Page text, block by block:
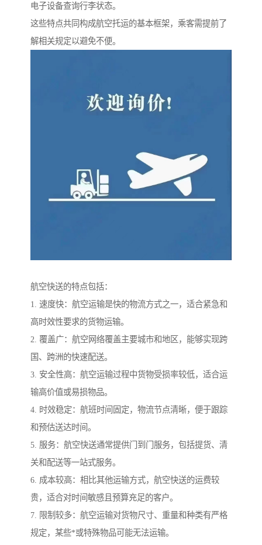
电子设备查询行李状态。
这些特点共同构成航空托运的基本框架，乘客需提前了
解相关规定以避免不便。
航空快送的特点包括：
1. 速度快：航空运输是快的物流方式之一，适合紧急和
高时效性要求的货物运输。
2. 覆盖广：航空网络覆盖主要城市和地区，能够实现跨
国、跨洲的快速配送。
3. 安全性高：航空运输过程中货物受损率较低，适合运
输高价值或易损物品。
4. 时效稳定：航班时间固定，物流节点清晰，便于跟踪
和预估送达时间。
5. 服务：航空快送通常提供门到门服务，包括提货、清
关和配送等一站式服务。
6. 成本较高：相比其他运输方式，航空快送的运费较
贵，适合对时间敏感且预算充足的客户。
7. 限制较多：航空运输对货物尺寸、重量和种类有严格
规定，某些*或特殊物品可能无法运输。